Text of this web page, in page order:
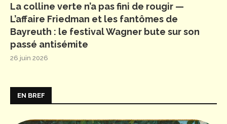
La colline verte n’a pas fini de rougir —
L’affaire Friedman et les fantômes de
Bayreuth : le festival Wagner bute sur son
passé antisémite
26 juin 2026
EN BREF